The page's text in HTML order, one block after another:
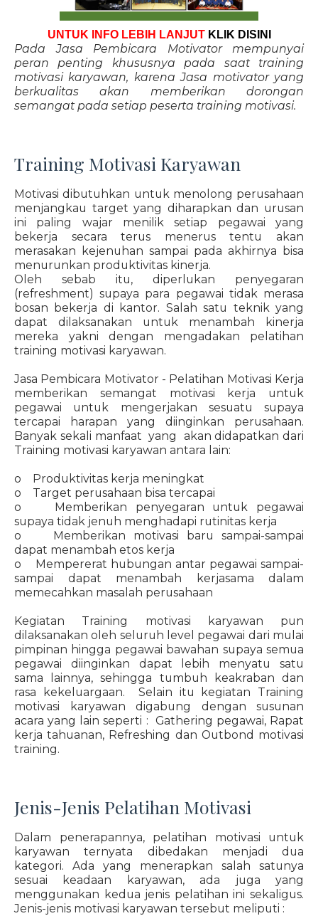
UNTUK INFO LEBIH LANJUT KLIK DISINI
Pada Jasa Pembicara Motivator mempunyai
peran penting khususnya pada saat training
motivasi karyawan, karena Jasa motivator yang
berkualitas akan memberikan dorongan
semangat pada setiap peserta training motivasi.
Training Motivasi Karyawan
Motivasi dibutuhkan untuk menolong perusahaan
menjangkau target yang diharapkan dan urusan
ini paling wajar menilik setiap pegawai yang
bekerja secara terus menerus tentu akan
merasakan kejenuhan sampai pada akhirnya bisa
menurunkan produktivitas kinerja.
Oleh sebab itu, diperlukan penyegaran
(refreshment) supaya para pegawai tidak merasa
bosan bekerja di kantor. Salah satu teknik yang
dapat dilaksanakan untuk menambah kinerja
mereka yakni dengan mengadakan pelatihan
training motivasi karyawan.
Jasa Pembicara Motivator - Pelatihan Motivasi Kerja
memberikan semangat motivasi kerja untuk
pegawai untuk mengerjakan sesuatu supaya
tercapai harapan yang diinginkan perusahaan.
Banyak sekali manfaat yang akan didapatkan dari
Training motivasi karyawan antara lain:
o Produktivitas kerja meningkat
o Target perusahaan bisa tercapai
o Memberikan penyegaran untuk pegawai
supaya tidak jenuh menghadapi rutinitas kerja
o Memberikan motivasi baru sampai-sampai
dapat menambah etos kerja
o Mempererat hubungan antar pegawai sampai-
sampai dapat menambah kerjasama dalam
memecahkan masalah perusahaan
Kegiatan Training motivasi karyawan pun
dilaksanakan oleh seluruh level pegawai dari mulai
pimpinan hingga pegawai bawahan supaya semua
pegawai diinginkan dapat lebih menyatu satu
sama lainnya, sehingga tumbuh keakraban dan
rasa kekeluargaan. Selain itu kegiatan Training
motivasi karyawan digabung dengan susunan
acara yang lain seperti : Gathering pegawai, Rapat
kerja tahuanan, Refreshing dan Outbond motivasi
training.
Jenis-Jenis Pelatihan Motivasi
Dalam penerapannya, pelatihan motivasi untuk
karyawan ternyata dibedakan menjadi dua
kategori. Ada yang menerapkan salah satunya
sesuai keadaan karyawan, ada juga yang
menggunakan kedua jenis pelatihan ini sekaligus.
Jenis-jenis motivasi karyawan tersebut meliputi :